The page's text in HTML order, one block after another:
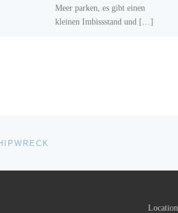
Meer parken, es gibt einen
kleinen Imbissstand und […]
Location